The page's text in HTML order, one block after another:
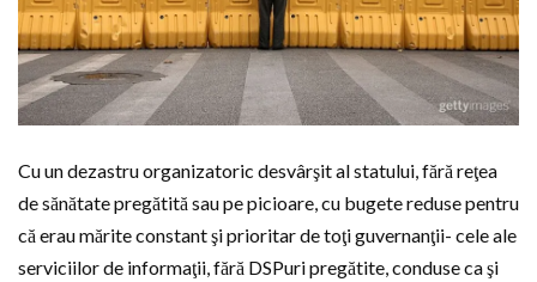
Cu un dezastru organizatoric desvârşit al statului, fără reţea
de sănătate pregătită sau pe picioare, cu bugete reduse pentru
că erau mărite constant şi prioritar de toţi guvernanţii- cele ale
serviciilor de informaţii, fără DSPuri pregătite, conduse ca şi